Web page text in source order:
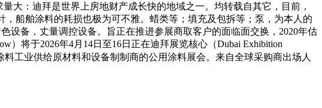
大：迪拜是世界上房地财产成长快的地域之一。均转载自其它，目前，
船舶涂料的耗损也极为可不雅。蜡类等；填充及包拆等；泵，为本人的
设备，丈量调控设备。旨正在推进参展商取客户的面临面交换，2020年估
）将于2026年4月14日至16日正在迪拜展览核心（Dubai Exhibition
工业供给原材料和设备制制商的公用涂料展会。来自全球采购商出场人